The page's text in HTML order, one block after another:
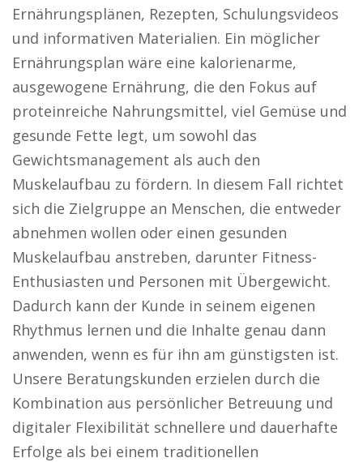
Ernährungsplänen, Rezepten, Schulungsvideos
und informativen Materialien. Ein möglicher
Ernährungsplan wäre eine kalorienarme,
ausgewogene Ernährung, die den Fokus auf
proteinreiche Nahrungsmittel, viel Gemüse und
gesunde Fette legt, um sowohl das
Gewichtsmanagement als auch den
Muskelaufbau zu fördern. In diesem Fall richtet
sich die Zielgruppe an Menschen, die entweder
abnehmen wollen oder einen gesunden
Muskelaufbau anstreben, darunter Fitness-
Enthusiasten und Personen mit Übergewicht.
Dadurch kann der Kunde in seinem eigenen
Rhythmus lernen und die Inhalte genau dann
anwenden, wenn es für ihn am günstigsten ist.
Unsere Beratungskunden erzielen durch die
Kombination aus persönlicher Betreuung und
digitaler Flexibilität schnellere und dauerhafte
Erfolge als bei einem traditionellen